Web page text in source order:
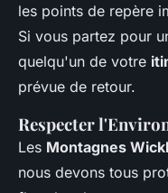
les points de repère
Si vous partez pour
quelqu'un de votre
prévue de retour.
Respecter
Les Montagnes
nous devons tous